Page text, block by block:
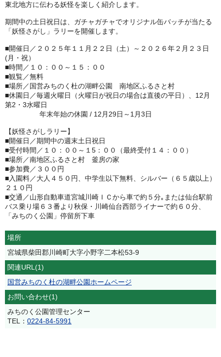
東北地方に伝わる妖怪を楽しく紹介します。
期間中の土日祝日は、ガチャガチャでオリジナル缶バッチが当たる
「妖怪さがし」ラリーを開催します。
■開催日／２０２５年１１月２２日（土）～２０２６年２月２３日
(月・祝）
■時間／１０：００～１５：００
■観覧／無料
■場所／国営みちのく杜の湖畔公園 南地区ふるさと村
■休園日／毎週火曜日（火曜日が祝日の場合は直後の平日）、12月
第2・3水曜日
年末年始の休園 / 12月29日～1月3日
【妖怪さがしラリー】
■開催日／期間中の週末土日祝日
■受付時間／１０：００～１5：００（最終受付１４：００）
■場所／南地区ふるさと村 釜房の家
■参加費／３００円
■入園料／大人４５０円、中学生以下無料、シルバー（６５歳以上）
２１０円
■交通／山形自動車道宮城川崎ＩＣから車で約５分｡または仙台駅前
バス乗り場６３番より秋保・川崎仙台西部ライナーで約６０分、
「みちのく公園」停留所下車
場所
宮城県柴田郡川崎町大字小野字二本松53-9
関連URL(1)
国営みちのく杜の湖畔公園ホームページ
お問い合わせ(1)
みちのく公園管理センター
TEL： 0224-84-5991